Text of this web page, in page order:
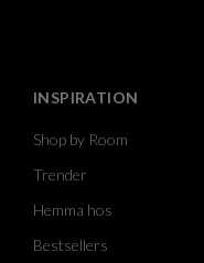
INSPIRATION
Shop by Room
Trender
Hemma hos
Bestsellers